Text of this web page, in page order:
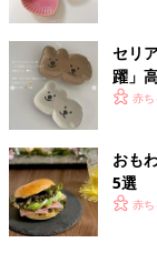
セリ
躍」
赤
おも
5選
赤